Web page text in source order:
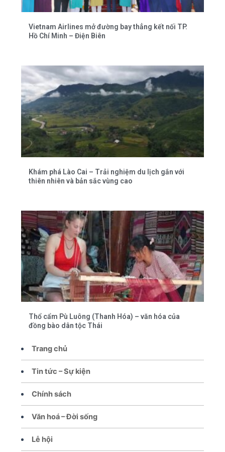
Trang chủ
Tin tức – Sự kiện
Chính sách
Văn hoá – Đời sống
Lễ hội
Vietnam Airlines mở đường bay thẳng kết nối TP.
Hồ Chí Minh – Điện Biên
Khám phá Lào Cai – Trải nghiệm du lịch gắn với
thiên nhiên và bản sắc vùng cao
Thổ cẩm Pù Luông (Thanh Hóa) – văn hóa của
đồng bào dân tộc Thái